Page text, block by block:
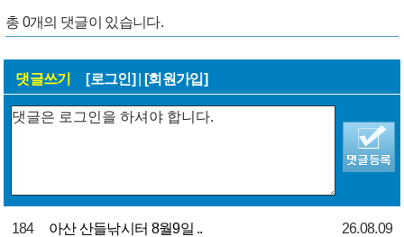
총 0개의 댓글이 있습니다.
댓글쓰기 [로그인] [회원가입]
184 아산 산들낚시터 8월9일 ..
26.08.09